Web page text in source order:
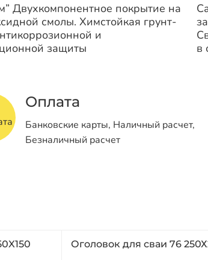
Двухкомпонентное покрытие на
смолы. Химстойкая грунт-
и
защиты
в
Оплата
Банковские карты, Наличный расчет,
Безналичный расчет
Оголовок для сваи 76